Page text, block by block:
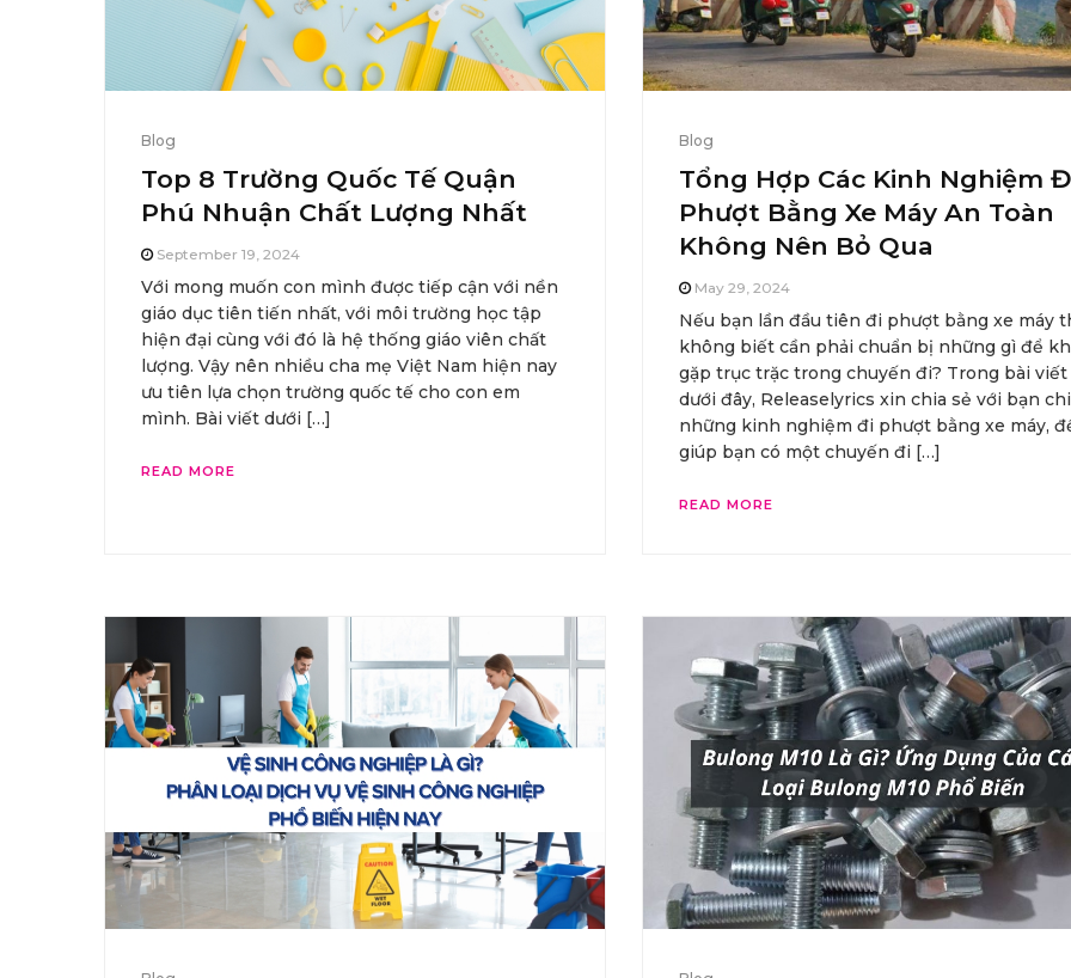
Blog
Top 8 Trường Quốc Tế Quận
Phú Nhuận Chất Lượng Nhất
September 19, 2024
Với mong muốn con mình được tiếp cận với nền
giáo dục tiên tiến nhất, với môi trường học tập
hiện đại cùng với đó là hệ thống giáo viên chất
lượng. Vậy nên nhiều cha mẹ Việt Nam hiện nay
ưu tiên lựa chọn trường quốc tế cho con em
mình. Bài viết dưới […]
READ MORE
Blog
Tổng Hợp Các Kinh Nghiệm
Phượt Bằng Xe Máy An Toàn
Không Nên Bỏ Qua
May 29, 2024
Nếu bạn lần đầu tiên đi phượt bằng xe máy
không biết cần phải chuẩn bị những gì để
gặp trục trặc trong chuyến đi? Trong bài viết
dưới đây, Releaselyrics xin chia sẻ với bạn
những kinh nghiệm đi phượt bằng xe máy,
giúp bạn có một chuyến đi […]
READ MORE